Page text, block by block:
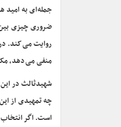
جمله ای به
ضروری چیزی بین
روایت می کند.
منفی می دهد،
شهیدثالث در
چه تمهیدی از
است. اگر